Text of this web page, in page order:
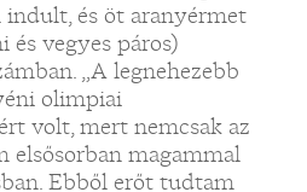
és öt aranyérmet
vegyes páros)
„A legnehezebb
olimpiai
volt, mert nemcsak az
elsősorban magammal
Ebből erőt tudtam